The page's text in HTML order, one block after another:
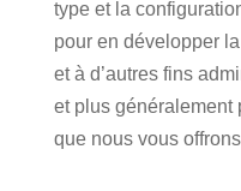
type et la
pour en développer
et à d’autres fins
et plus généralement
que nous vous